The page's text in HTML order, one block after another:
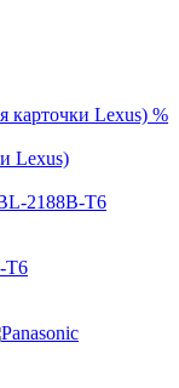
%
Lexus)
T6